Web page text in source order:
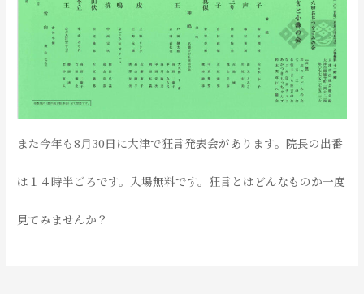
また今年も8月30日に大津で狂言発表会があります。院長の出番
は１４時半ごろです。入場無料です。狂言とはどんなものか一度
見てみませんか？